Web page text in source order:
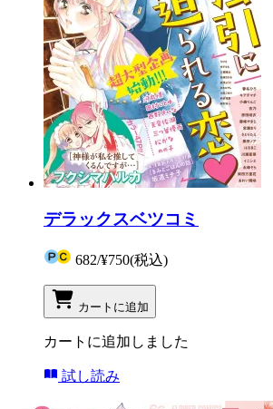
デラックスベツコミ
682/¥750(税込)
カートに追加
カートに追加しました
試し読み